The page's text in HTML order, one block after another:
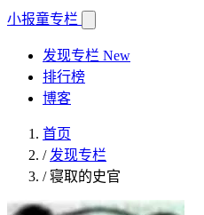
小报童专栏
发现专栏 New
排行榜
博客
首页
/ 发现专栏
/寝取的史官